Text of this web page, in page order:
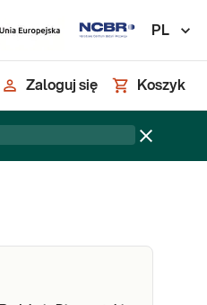
PL
Zaloguj się Koszyk